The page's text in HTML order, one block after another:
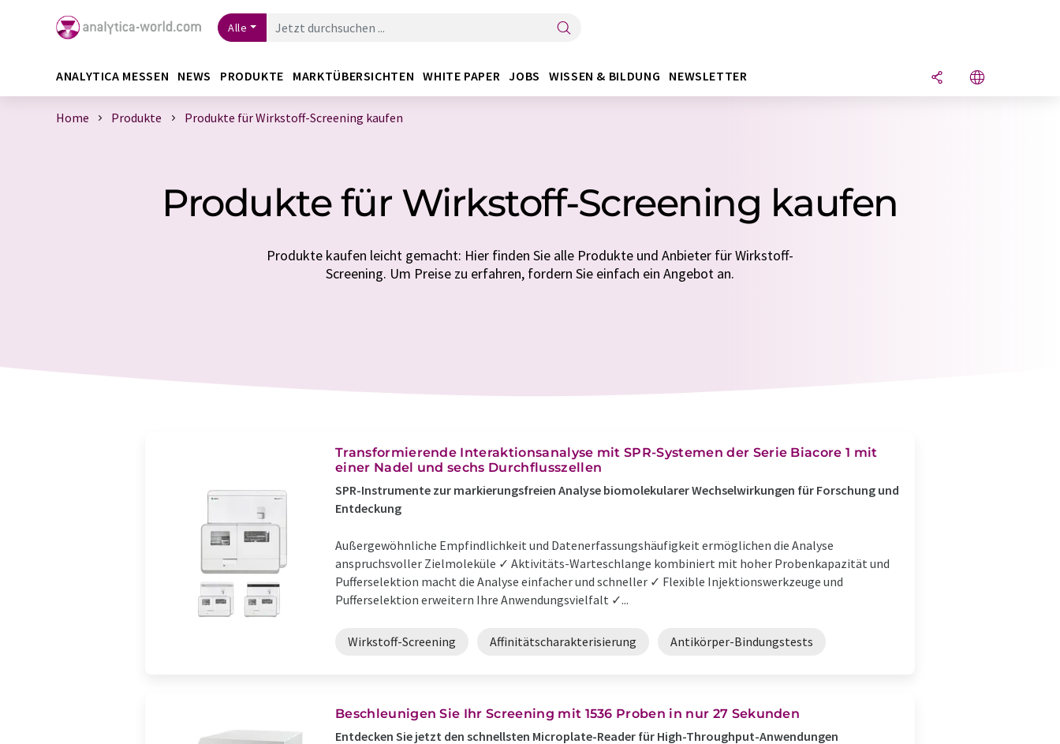
Alle
ANALYTICA MESSEN NEWS PRODUKTE MARKTÜBERSICHTEN WHITE PAPER JOBS WISSEN & BILDUNG NEWSLETTER
Home Produkte Produkte für Wirkstoff-Screening kaufen
Produkte für Wirkstoff-Screening kaufen
Produkte kaufen leicht gemacht: Hier finden Sie alle Produkte und Anbieter für Wirkstoff-
Screening. Um Preise zu erfahren, fordern Sie einfach ein Angebot an.
Transformierende Interaktionsanalyse mit SPR-Systemen der Serie Biacore 1 mit
einer Nadel und sechs Durchflusszellen
SPR-Instrumente zur markierungsfreien Analyse biomolekularer Wechselwirkungen für Forschung und
Entdeckung
Außergewöhnliche Empfindlichkeit und Datenerfassungshäufigkeit ermöglichen die Analyse
anspruchsvoller Zielmoleküle ✓ Aktivitäts-Warteschlange kombiniert mit hoher Probenkapazität und
Pufferselektion macht die Analyse einfacher und schneller ✓ Flexible Injektionswerkzeuge und
Pufferselektion erweitern Ihre Anwendungsvielfalt ✓...
Wirkstoff-Screening Affinitätscharakterisierung Antikörper-Bindungstests
Beschleunigen Sie Ihr Screening mit 1536 Proben in nur 27 Sekunden
Entdecken Sie jetzt den schnellsten Microplate-Reader für High-Throughput-Anwendungen